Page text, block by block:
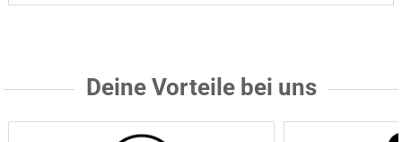
Deine Vorteile bei uns